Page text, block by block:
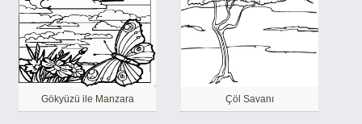
Gökyüzü ile Manzara Çöl Savanı